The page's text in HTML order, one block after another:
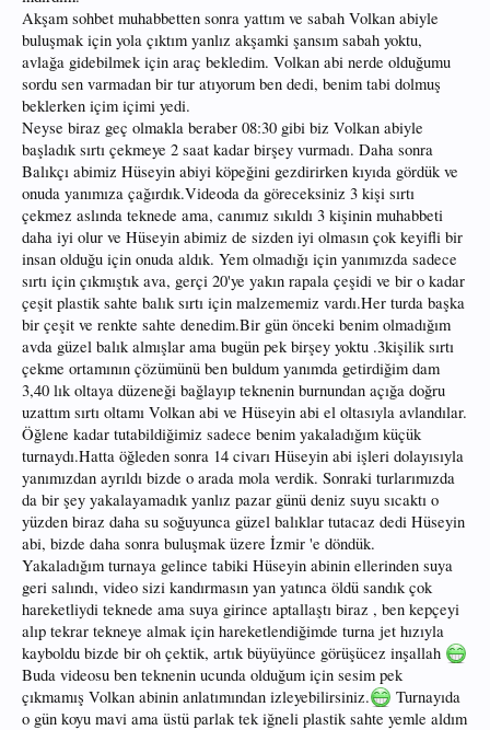
Akşam sohbet muhabbetten sonra yattım ve sabah Volkan abiyle
buluşmak için yola çıktım yanlız akşamki şansım sabah yoktu,
avlağa gidebilmek için araç bekledim. Volkan abi nerde olduğumu
sordu sen varmadan bir tur atıyorum ben dedi, benim tabi dolmuş
beklerken içim içimi yedi.
Neyse biraz geç olmakla beraber 08:30 gibi biz Volkan abiyle
başladık sırtı çekmeye 2 saat kadar birşey vurmadı. Daha sonra
Balıkçı abimiz Hüseyin abiyi köpeğini gezdirirken kıyıda gördük ve
onuda yanımıza çağırdık.Videoda da göreceksiniz 3 kişi sırtı
çekmez aslında teknede ama, canımız sıkıldı 3 kişinin muhabbeti
daha iyi olur ve Hüseyin abimiz de sizden iyi olmasın çok keyifli bir
insan olduğu için onuda aldık. Yem olmadığı için yanımızda sadece
sırtı için çıkmıştık ava, gerçi 20'ye yakın rapala çeşidi ve bir o kadar
çeşit plastik sahte balık sırtı için malzememiz vardı.Her turda başka
bir çeşit ve renkte sahte denedim.Bir gün önceki benim olmadığım
avda güzel balık almışlar ama bugün pek birşey yoktu .3kişilik sırtı
çekme ortamının çözümünü ben buldum yanımda getirdiğim dam
3,40 lık oltaya düzeneği bağlayıp teknenin burnundan açığa doğru
uzattım sırtı oltamı Volkan abi ve Hüseyin abi el oltasıyla avlandılar.
Öğlene kadar tutabildiğimiz sadece benim yakaladığım küçük
turnaydı.Hatta öğleden sonra 14 civarı Hüseyin abi işleri dolayısıyla
yanımızdan ayrıldı bizde o arada mola verdik. Sonraki turlarımızda
da bir şey yakalayamadık yanlız pazar günü deniz suyu sıcaktı o
yüzden biraz daha su soğuyunca güzel balıklar tutacaz dedi Hüseyin
abi, bizde daha sonra buluşmak üzere İzmir 'e döndük.
Yakaladığım turnaya gelince tabiki Hüseyin abinin ellerinden suya
geri salındı, video sizi kandırmasın yan yatınca öldü sandık çok
hareketliydi teknede ama suya girince aptallaştı biraz , ben kepçeyi
alıp tekrar tekneye almak için hareketlendiğimde turna jet hızıyla
kayboldu bizde bir oh çektik, artık büyüyünce görüşücez inşallah
Buda videosu ben teknenin ucunda olduğum için sesim pek
çıkmamış Volkan abinin anlatımından izleyebilirsiniz.
Turnayıda
o gün koyu mavi ama üstü parlak tek iğneli plastik sahte yemle aldım